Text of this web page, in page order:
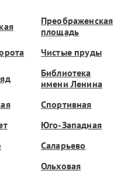
Преображенская
площадь
Чистые пруды
Библиотека
имени Ленина
Спортивная
Юго-Западная
Саларьево
Ольховая